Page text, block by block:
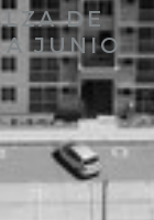
DE
A JUNIO